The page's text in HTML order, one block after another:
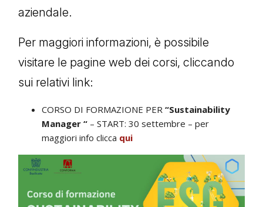
aziendale.
Per maggiori informazioni, è possibile
visitare le pagine web dei corsi, cliccando
sui relativi link:
CORSO DI FORMAZIONE PER “Sustainability
Manager “ – START: 30 settembre – per
maggiori info clicca qui